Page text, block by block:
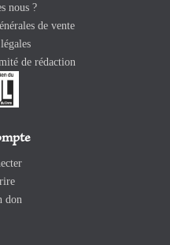
nous ?
de vente
de rédaction
don